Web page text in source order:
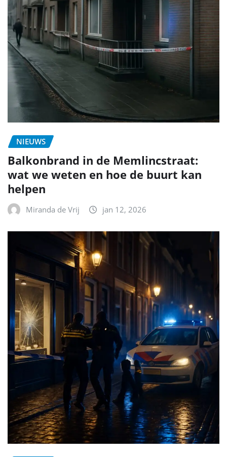
NIEUWS
Balkonbrand in de Memlincstraat:
wat we weten en hoe de buurt kan
helpen
Miranda de Vrij jan 12, 2026